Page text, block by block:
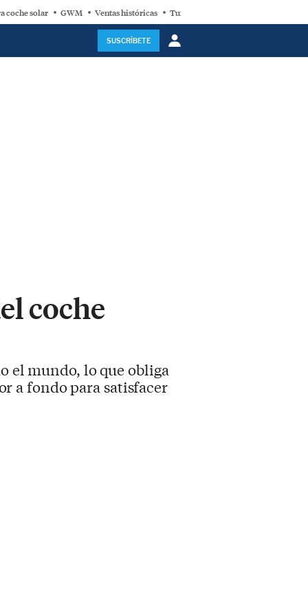
coche solar GWM Ventas históricas Turbina eólica
SUSCRÍBETE
coche
el mundo, lo que obliga
a fondo para satisfacer